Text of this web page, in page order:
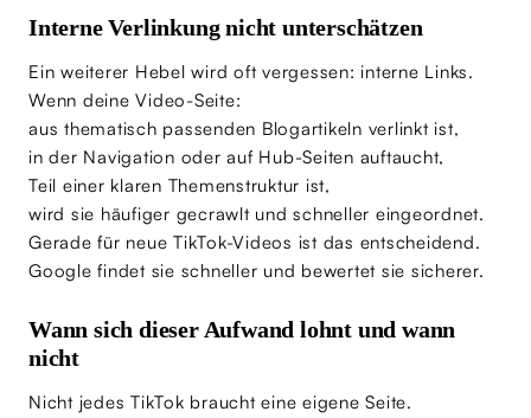
Interne Verlinkung nicht unterschätzen
Ein weiterer Hebel wird oft vergessen: interne Links.
Wenn deine Video-Seite:
aus thematisch passenden Blogartikeln verlinkt ist,
in der Navigation oder auf Hub-Seiten auftaucht,
Teil einer klaren Themenstruktur ist,
wird sie häufiger gecrawlt und schneller eingeordnet.
Gerade für neue TikTok-Videos ist das entscheidend.
Google findet sie schneller und bewertet sie sicherer.
Wann sich dieser Aufwand lohnt und wann
nicht
Nicht jedes TikTok braucht eine eigene Seite.